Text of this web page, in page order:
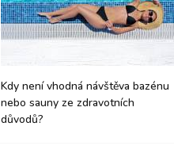
Kdy není vhodná návštěva bazénu
nebo sauny ze zdravotních
důvodů?